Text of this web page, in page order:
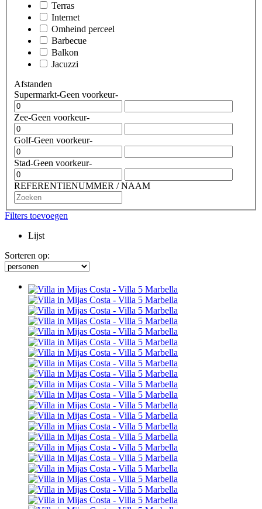
Terras
Internet
Omheind perceel
Barbecue
Balkon
Jacuzzi
Afstanden
Supermarkt-Geen voorkeur-
Zee-Geen voorkeur-
Golf-Geen voorkeur-
Stad-Geen voorkeur-
REFERENTIENUMMER / NAAM
Filters toevoegen
Lijst
Sorteren op: